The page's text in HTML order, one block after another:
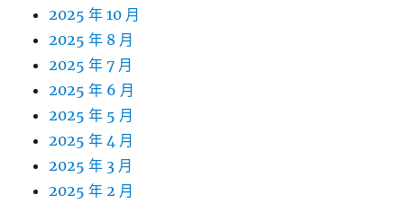
2025 年 10 月
2025 年 8 月
2025 年 7 月
2025 年 6 月
2025 年 5 月
2025 年 4 月
2025 年 3 月
2025 年 2 月